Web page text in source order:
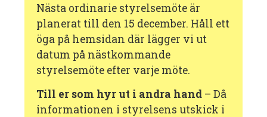
Nästa ordinarie styrelsemöte är
planerat till den 15 december. Håll ett
öga på hemsidan där lägger vi ut
datum på nästkommande
styrelsemöte efter varje möte.
Till er som hyr ut i andra hand – Då
informationen i styrelsens utskick i